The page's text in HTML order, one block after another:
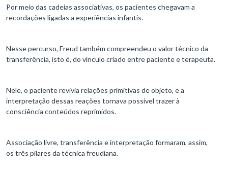
Por meio das cadeias associativas, os pacientes chegavam a
recordações ligadas a experiências infantis.
Nesse percurso, Freud também compreendeu o valor técnico da
transferência, isto é, do vínculo criado entre paciente e terapeuta.
Nele, o paciente revivia relações primitivas de objeto, e a
interpretação dessas reações tornava possível trazer à
consciência conteúdos reprimidos.
Associação livre, transferência e interpretação formaram, assim,
os três pilares da técnica freudiana.